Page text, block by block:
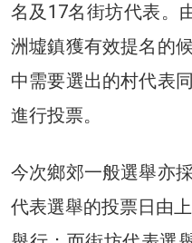
名及17名街坊代表。
洲墟鎮獲有效提名的
中需要選出的村代表
進行投票。
今次鄉郊一般選舉亦
代表選舉的投票日由